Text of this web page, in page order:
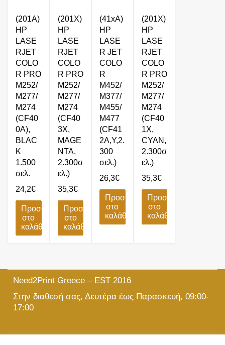
(201A)
HP
LASE
RJET
COLO
R PRO
M252/
M277/
M274
(CF40
0A),
BLΑC
K
1.500
σελ.
24,2€
Προσθήκη
στο
καλάθι
(201X)
HP
LASE
RJET
COLO
R PRO
M252/
M277/
M274
(CF40
3X,
MAGE
NTA,
2.300σ
ελ.)
35,3€
Προσθήκη
στο
καλάθι
(41xA)
HP
LASE
R JET
COLO
R
M452/
M377/
M455/
M477
(CF41
2A,Y,2.
300
σελ.)
26,3€
Προσθήκη
στο
καλάθι
(201X)
HP
LASE
RJET
COLO
R PRO
M252/
M277/
M274
(CF40
1X,
CYAN,
2.300σ
ελ.)
35,3€
Προσθήκη
στο
καλάθι
Need2Print Greece – EST 2016
Στην διαθεσή σας, Δευτέρα έως Παρασκευή, 09:00-
17:00